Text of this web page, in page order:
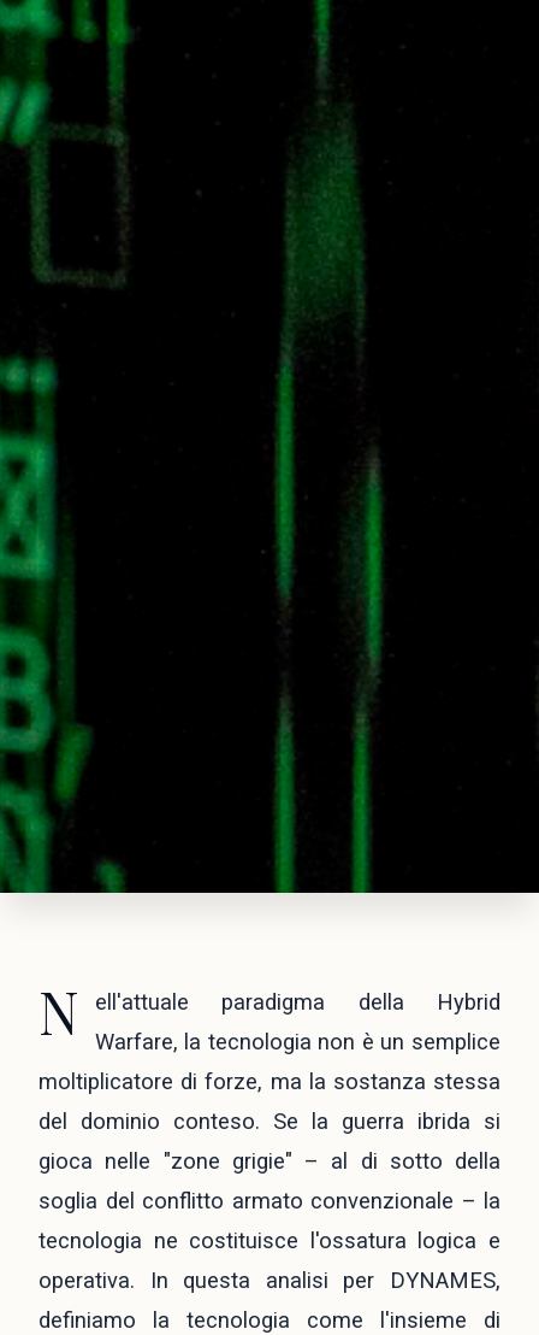
N
ell'attuale paradigma della Hybrid
Warfare, la tecnologia non è un semplice
moltiplicatore di forze, ma la sostanza stessa
del dominio conteso. Se la guerra ibrida si
gioca nelle "zone grigie" – al di sotto della
soglia del conflitto armato convenzionale – la
tecnologia ne costituisce l'ossatura logica e
operativa. In questa analisi per DYNAMES,
definiamo la tecnologia come l'insieme di